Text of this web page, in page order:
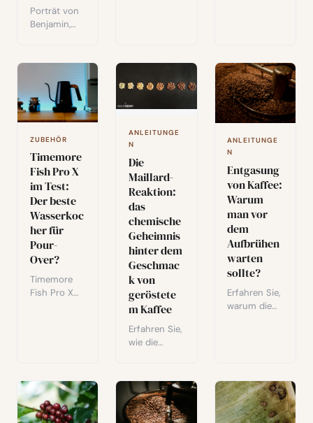
Porträt von
Benjamin,
Bon Kawa,
praktische
Verkostung
seiner
Reihe: Pink
Betania und
Guayaba
Nature.
Fazit nach
em Testen.
Empfehlung
für Kaffee
unterwegs.
ZUBEHÖR
Timemore
Fish Pro X
im Test:
Der beste
Wasserkoc
her für
Pour-
Over?
Timemore
Fish Pro X
und ein
direkter
Vergleich mit
ANLEITUNGE
N
Die
Maillard-
Reaktion:
das
chemische
Geheimnis
hinter dem
Geschmac
k von
geröstete
m Kaffee
Erfahren Sie,
wie die
grünen
Kaffee in
aromatische
ANLEITUNGE
N
Entgasung
von Kaffee:
Warum
man vor
dem
Aufbrühen
warten
sollte?
Erfahren Sie,
warum die
ist: die Rolle
von CO2, die
ideale